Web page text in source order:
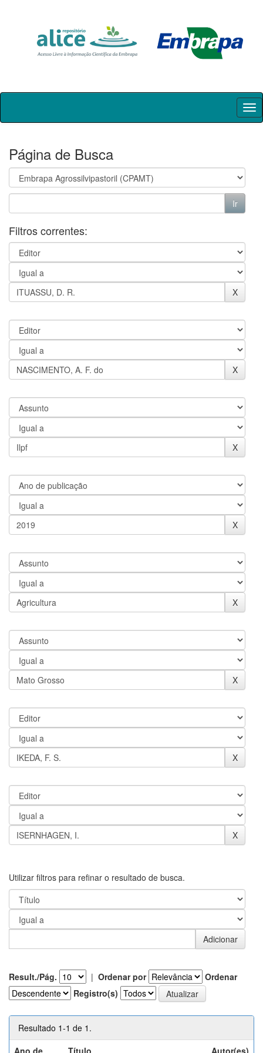
Skip
Página de Busca
Filtros correntes:
Utilizar filtros para refinar o resultado de busca.
Result./Pág. | Ordenar por
Ordenar
Registro(s)
Resultado 1-1 de 1.
Ano de
Título Autor(es)